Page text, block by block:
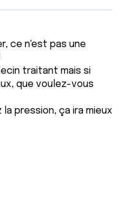
ce n'est pas une
traitant mais si
que voulez-vous
pression, ça ira mieux